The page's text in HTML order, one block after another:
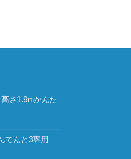
さ1.9mかんた
てんと3専用